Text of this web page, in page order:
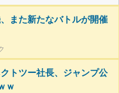
また新たなバトルが開催
トツー社長、ジャンプ公
ｗ